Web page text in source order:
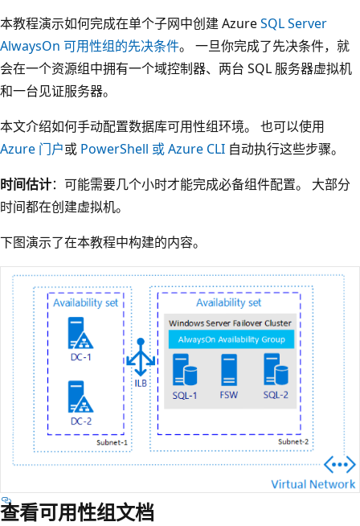
本教程演示如何完成在单个子网中创建 AzureSQL Server
AlwaysOn 可用性组的先决条件。 一旦你完成了先决条件，就
会在一个资源组中拥有一个域控制器、两台 SQL 服务器虚拟机
和一台见证服务器。
本文介绍如何手动配置数据库可用性组环境。 也可以使用
Azure 门户或 PowerShell 或 Azure CLI 自动执行这些步骤。
时间估计：可能需要几个小时才能完成必备组件配置。 大部分
时间都在创建虚拟机。
下图演示了在本教程中构建的内容。
查看可用性组文档